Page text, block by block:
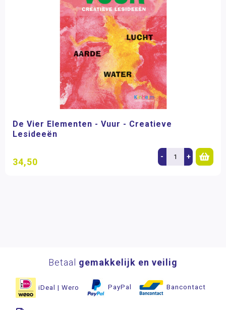
De Vier Elementen - Vuur - Creatieve
Lesideeën
34,50 - +
Betaal gemakkelijk en veilig
iDeal | Wero PayPal Bancontact